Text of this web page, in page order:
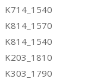
K714_1540
K814_1570
K814_1540
K203_1810
K303_1790